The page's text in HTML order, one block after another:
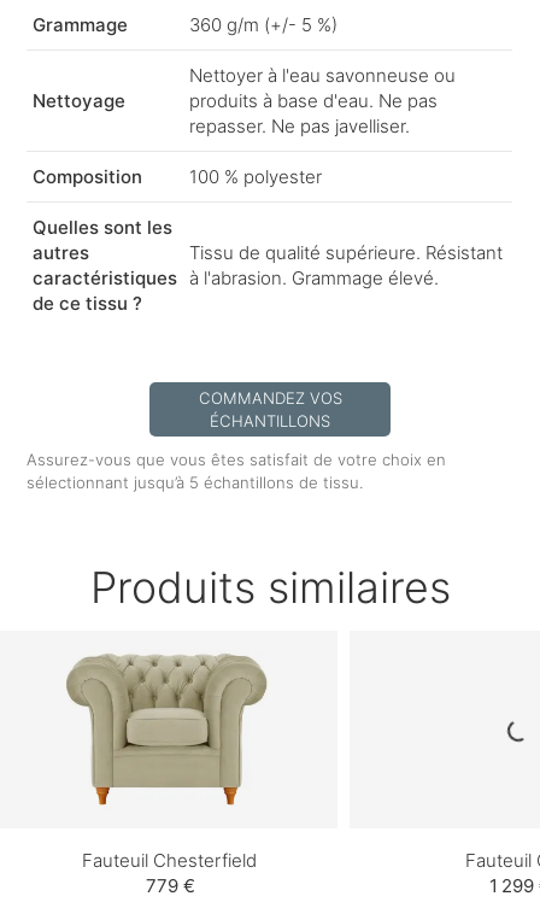
Grammage 360 g/m (+/- 5 %)
Nettoyage
Nettoyer à l'eau savonneuse ou
produits à base d'eau. Ne pas
repasser. Ne pas javelliser.
Composition 100 % polyester
Quelles sont les
autres
caractéristiques
de ce tissu ?
Tissu de qualité supérieure. Résistant
à l'abrasion. Grammage élevé.
COMMANDEZ VOS
ÉCHANTILLONS
Assurez-vous que vous êtes satisfait de votre choix en
sélectionnant jusqu’à 5 échantillons de tissu.
Produits similaires
Fauteuil Chesterfield
779 €
Fauteuil
1 299